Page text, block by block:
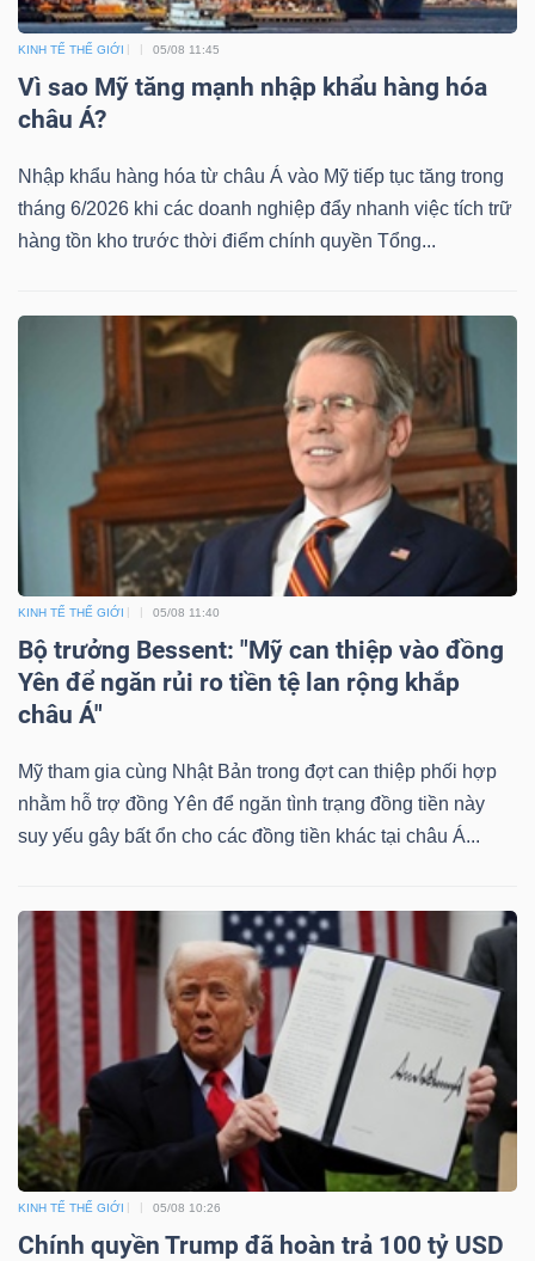
KINH TẾ THẾ GIỚI 05/08 11:45
Vì sao Mỹ tăng mạnh nhập khẩu hàng hóa
châu Á?
Nhập khẩu hàng hóa từ châu Á vào Mỹ tiếp tục tăng trong
tháng 6/2026 khi các doanh nghiệp đẩy nhanh việc tích trữ
hàng tồn kho trước thời điểm chính quyền Tổng...
KINH TẾ THẾ GIỚI 05/08 11:40
Bộ trưởng Bessent: "Mỹ can thiệp vào đồng
Yên để ngăn rủi ro tiền tệ lan rộng khắp
châu Á"
Mỹ tham gia cùng Nhật Bản trong đợt can thiệp phối hợp
nhằm hỗ trợ đồng Yên để ngăn tình trạng đồng tiền này
suy yếu gây bất ổn cho các đồng tiền khác tại châu Á...
KINH TẾ THẾ GIỚI 05/08 10:26
Chính quyền Trump đã hoàn trả 100 tỷ USD